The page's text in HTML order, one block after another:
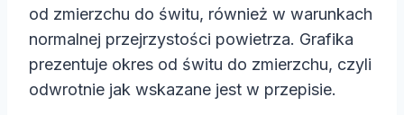
od zmierzchu do świtu, również w warunkach
normalnej przejrzystości powietrza. Grafika
prezentuje okres od świtu do zmierzchu, czyli
odwrotnie jak wskazane jest w przepisie.